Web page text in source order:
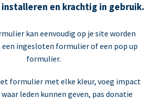
en krachtig in gebruik.
kan eenvoudig op je site worden
een ingesloten formulier of een pop up
formulier.
formulier met elke kleur, voeg impact
leden kunnen geven, pas donatie